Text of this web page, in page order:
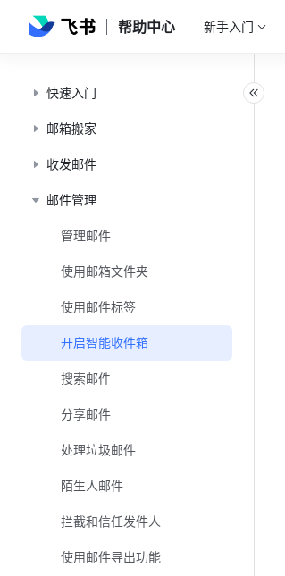
帮助中心 新手入门
快速入门
邮箱搬家
收发邮件
邮件管理
管理邮件
使用邮箱文件夹
使用邮件标签
开启智能收件箱
搜索邮件
分享邮件
处理垃圾邮件
陌生人邮件
拦截和信任发件人
使用邮件导出功能